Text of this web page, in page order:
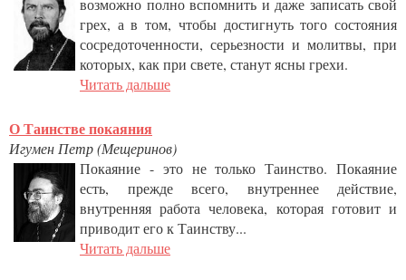
грех, а в том, чтобы достигнуть того состояния
сосредоточенности, серьезности и молитвы, при
которых, как при свете, станут ясны грехи.
Читать дальше
О Таинстве покаяния
Игумен Петр (Мещеринов)
Покаяние - это не только Таинство. Покаяние
есть, прежде всего, внутреннее действие,
внутренняя работа человека, которая готовит и
приводит его к Таинству...
Читать дальше